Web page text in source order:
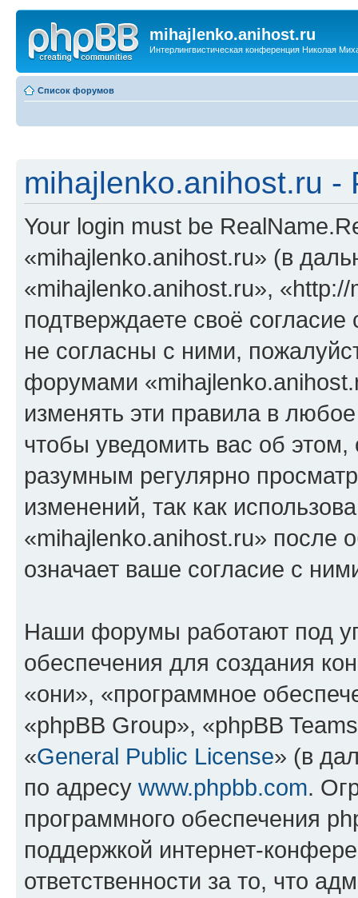
mihajlenko.anihost.ru
Интерлингвистическая конференция Николая
Список форумов
mihajlenko.anihost.ru -
Your login must be
«mihajlenko.anihost.ru» (в
«mihajlenko.anihost.ru»,
подтверждаете своё
не согласны с ними,
форумами
изменять эти правила в
чтобы уведомить вас об
разумным регулярно
изменений, так как
«mihajlenko.anihost.ru» после
означает ваше согласие с
Наши форумы работают под
обеспечения для создания
«они», «программное
«phpBB Group», «phpBB
«General Public License» (в
по адресу www.phpbb.com.
программного обеспечения
поддержкой интернет-
ответственности за то, что